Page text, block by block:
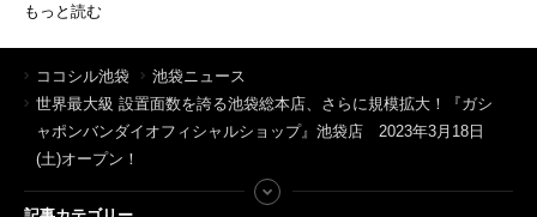
もっと読む
ココシル池袋
池袋ニュース
世界最大級 設置面数を誇る池袋総本店、さらに規模拡大！『ガシ
ャポンバンダイオフィシャルショップ』池袋店 2023年3月18日
(土)オープン！